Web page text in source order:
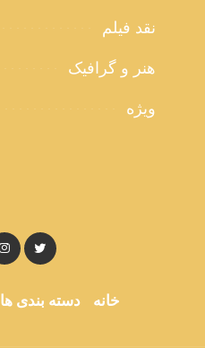
نقد فیلم
هنر و گرافیک
ویژه
خانه دسته بندی ها